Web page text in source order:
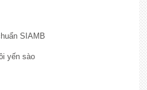
SIAMB
yến sào